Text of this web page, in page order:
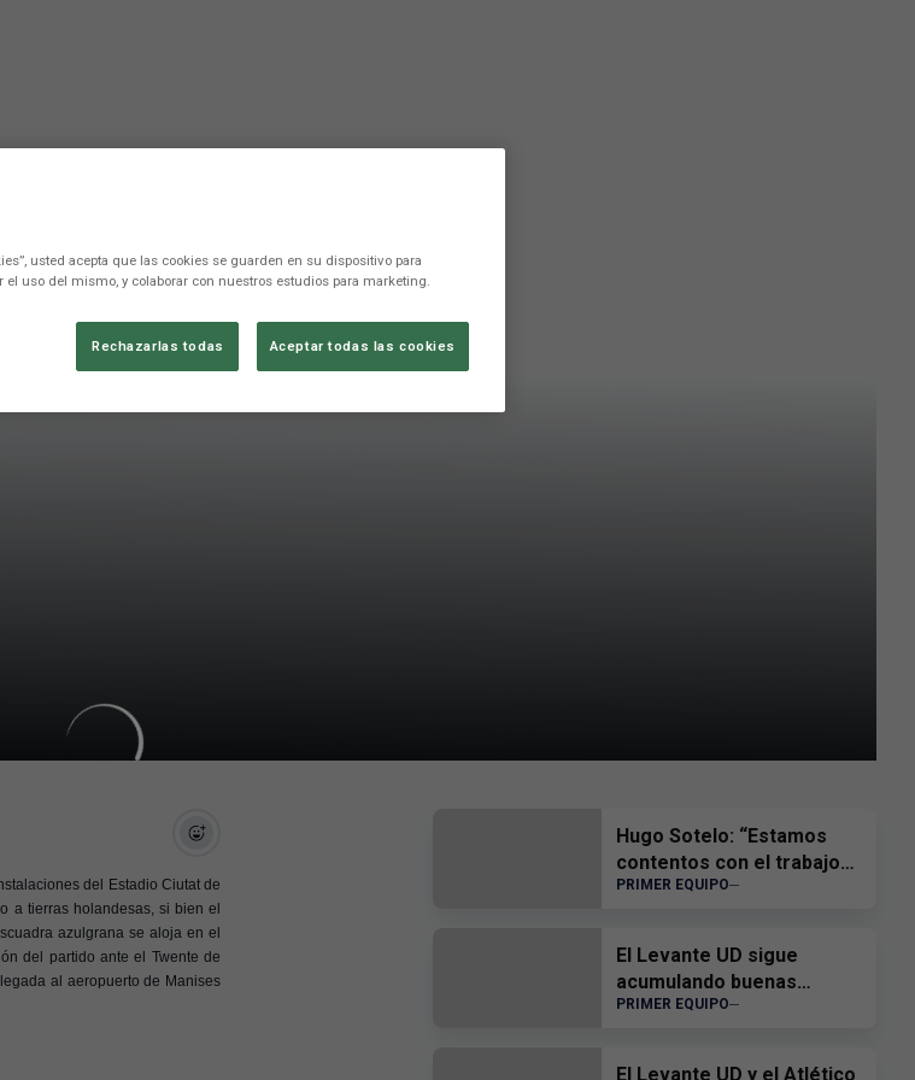
del Estadio Ciutat de
a tierras holandesas, si bien el
azulgrana se aloja en el
del partido ante el Twente de
al aeropuerto de Manises
Hugo Sotelo: “Estamos
contentos con el trabajo
del equipo”
PRIMER EQUIPO
El Levante UD sigue
acumulando buenas
sensaciones
PRIMER EQUIPO
El Levante UD y el Atlético
usted acepta que las cookies se guarden en su dispositivo para
uso del mismo, y colaborar con nuestros estudios para marketing.
Rechazarlas todas Aceptar todas las cookies